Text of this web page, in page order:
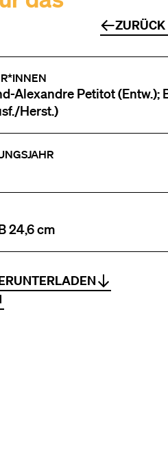
Alexandre Petitot (Entw.);
Herst.)
24,6 cm